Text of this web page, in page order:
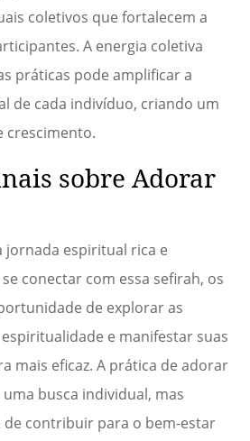
coletivos que fortalecem a
A energia coletiva
práticas pode amplificar a
de cada indivíduo, criando um
crescimento.
sobre Adorar
jornada espiritual rica e
conectar com essa sefirah, os
de explorar as
e manifestar suas
mais eficaz. A prática de adorar
busca individual, mas
contribuir para o bem-estar